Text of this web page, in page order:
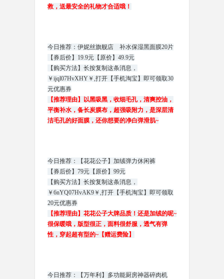
救，送最安全的礼物才合适哦！
今日推荐：伊妮丝旗舰店 补水保湿黑面膜20片
【券后价】19.9元【原价】49.9元
【购买方法】长按复制这条消息，
￥ijql07HvXHY￥,打开【手机淘宝】即可领取30
元优惠券
【推荐理由】以黑吸黑，收细毛孔，清爽控油，
平衡补水，备长炭膜布，超强吸附力，是深层清
洁毛孔的好面膜，还你想要的净白弹滑肌~
今日推荐：【花花公子】加绒弹力休闲裤
【券后价】79元【原价】99元
【购买方法】长按复制这条消息，
￥6nYQ07HvAK9￥,打开【手机淘宝】即可领取
20元优惠券
【推荐理由】花花公子大牌品质！还是加绒的呢~
很保暖哦，版型很正，面料很舒服，透气有弹
性，穿起超有型的~【赠运费险】
今日推荐：【万年利】多功能厨房神器碎肉机